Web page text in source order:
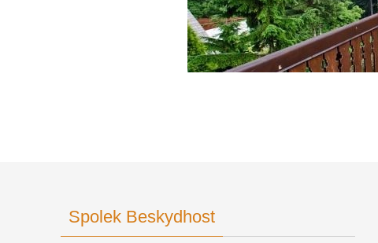
Spolek Beskydhost